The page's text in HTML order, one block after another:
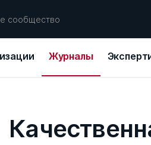
сообщество
Журналы